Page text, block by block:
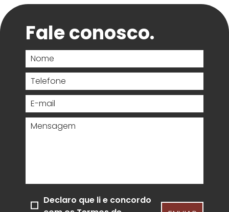
Fale conosco.
Nome
Telefone
E-mail
Mensagem
Declaro que li e concordo